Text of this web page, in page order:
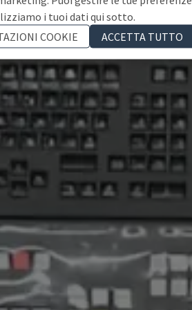
i tuoi dati qui sotto.
COOKIE
ACCETTA TUTTO